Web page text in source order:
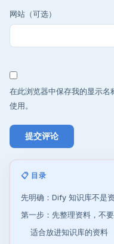
网站（可选）
在此浏览器中保存我的显示
使用。
📋 目录
先明确：Dify 知识库不是
第一步：先整理资料，不
适合放进知识库的资料